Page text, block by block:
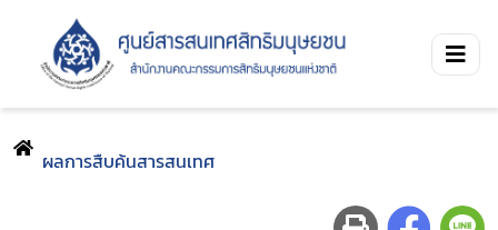
ผลการสืบค้นสารสนเทศ